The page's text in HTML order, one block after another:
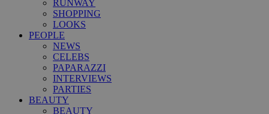
RUNWAY
SHOPPING
LOOKS
PEOPLE
NEWS
CELEBS
PAPARAZZI
INTERVIEWS
PARTIES
BEAUTY
BEAUTY